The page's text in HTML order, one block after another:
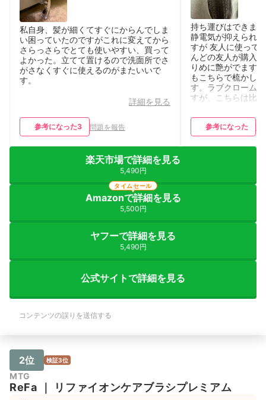
私自身、髪が細くてすぐにからんでしま
い困っていたのですがこれに変えてから
さらっさらでとても使いやすい、買って
よかった。立てて置けるので洗面所でさ
がさなくすぐに使えるのがまたいいで
す。
詳細を見る
参考になった3 問題を報告
持ち運びはできま
静電気が抑えられ
すが 友人に使って
んどの友人が購入
りめに艶がでます
もこちらで梳かし
す。ラブクローム
すが、こちらは比
たのでまたリピー
ます。参考になった
楽天市場で詳細を見る
5,490円
Amazonで詳細を見る
5,500円
タイムセール
ヤフーで詳細を見る
5,490円
公式サイトで詳細を見る
コンテンツの誤りを送信する
2位 検証3位
MTG
ReFa リファイオンケアブラシプレミアム